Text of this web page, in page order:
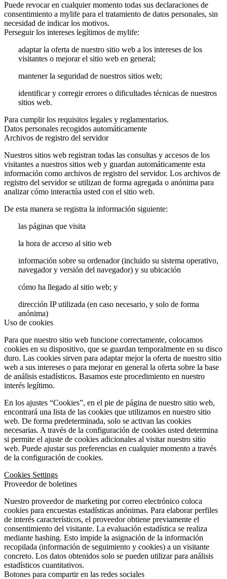
Puede revocar en cualquier momento todas sus declaraciones de
consentimiento a mylife para el tratamiento de datos personales, sin
necesidad de indicar los motivos.
Perseguir los intereses legítimos de mylife:
adaptar la oferta de nuestro sitio web a los intereses de los
visitantes o mejorar el sitio web en general;
mantener la seguridad de nuestros sitios web;
identificar y corregir errores o dificultades técnicas de nuestros
sitios web.
Para cumplir los requisitos legales y reglamentarios.
Datos personales recogidos automáticamente
Archivos de registro del servidor
Nuestros sitios web registran todas las consultas y accesos de los
visitantes a nuestros sitios web y guardan automáticamente esta
información como archivos de registro del servidor. Los archivos de
registro del servidor se utilizan de forma agregada o anónima para
analizar cómo interactúa usted con el sitio web.
De esta manera se registra la información siguiente:
las páginas que visita
la hora de acceso al sitio web
información sobre su ordenador (incluido su sistema operativo,
navegador y versión del navegador) y su ubicación
cómo ha llegado al sitio web; y
dirección IP utilizada (en caso necesario, y solo de forma
anónima)
Uso de cookies
Para que nuestro sitio web funcione correctamente, colocamos
cookies en su dispositivo, que se guardan temporalmente en su disco
duro. Las cookies sirven para adaptar mejor la oferta de nuestro sitio
web a sus intereses o para mejorar en general la oferta sobre la base
de análisis estadísticos. Basamos este procedimiento en nuestro
interés legítimo.
En los ajustes “Cookies”, en el pie de página de nuestro sitio web,
encontrará una lista de las cookies que utilizamos en nuestro sitio
web. De forma predeterminada, solo se activan las cookies
necesarias. A través de la configuración de cookies usted determina
si permite el ajuste de cookies adicionales al visitar nuestro sitio
web. Puede ajustar sus preferencias en cualquier momento a través
de la configuración de cookies.
Cookies Settings
Proveedor de boletines
Nuestro proveedor de marketing por correo electrónico coloca
cookies para encuestas estadísticas anónimas. Para elaborar perfiles
de interés característicos, el proveedor obtiene previamente el
consentimiento del visitante. La evaluación estadística se realiza
mediante hashing. Esto impide la asignación de la información
recopilada (información de seguimiento y cookies) a un visitante
concreto. Los datos obtenidos solo se pueden utilizar para análisis
estadísticos cuantitativos.
Botones para compartir en las redes sociales